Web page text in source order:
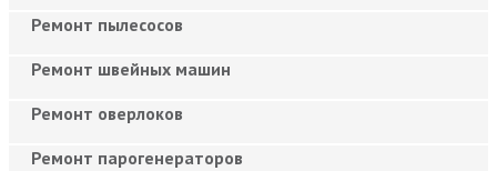
Ремонт пылесосов
Ремонт швейных машин
Ремонт оверлоков
Ремонт парогенераторов